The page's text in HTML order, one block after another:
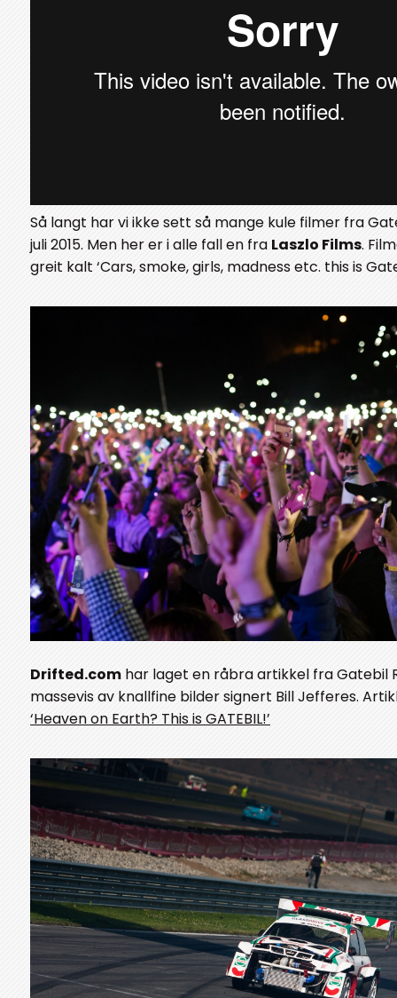
Så langt har vi ikke sett så mange kule filmer fra
juli 2015. Men her er i alle fall en fra Laszlo Films.
greit kalt ‘Cars, smoke, girls, madness etc. this is
Drifted.com har laget en råbra artikkel fra Gatebil
massevis av knallfine bilder signert Bill Jefferes.
‘Heaven on Earth? This is GATEBIL!’